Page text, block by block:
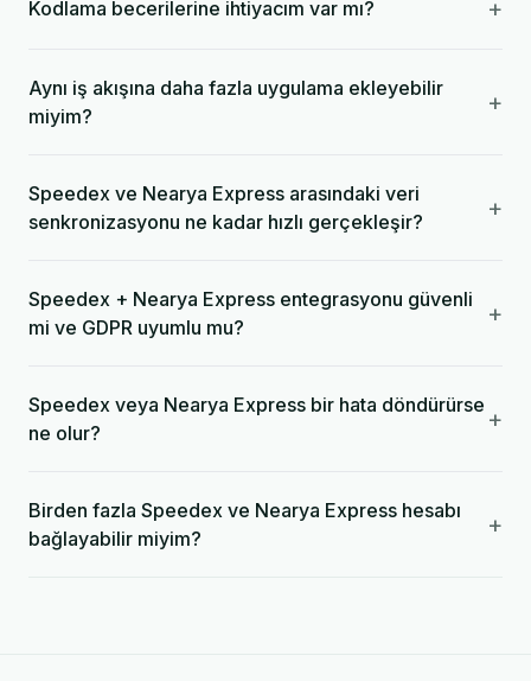
Kodlama becerilerine ihtiyacım var mı? +
Aynı iş akışına daha fazla uygulama ekleyebilir
miyim?
+
Speedex ve Nearya Express arasındaki veri
senkronizasyonu ne kadar hızlı gerçekleşir?
+
Speedex + Nearya Express entegrasyonu güvenli
mi ve GDPR uyumlu mu?
+
Speedex veya Nearya Express bir hata döndürürse
ne olur?
+
Birden fazla Speedex ve Nearya Express hesabı
bağlayabilir miyim?
+